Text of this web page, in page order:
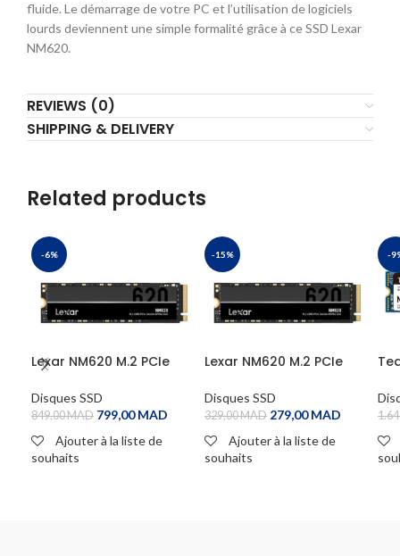
fluide. Le démarrage de votre PC et l’utilisation de logiciels
lourds deviennent une simple formalité grâce à ce SSD Lexar
NM620.
REVIEWS (0)
SHIPPING & DELIVERY
Related products
-6%
Lexar NM620 M.2 PCIe
Disques SSD
849,00MAD 799,00MAD
Ajouter à la liste de
souhaits
-15%
Lexar NM620 M.2 PCIe
Disques SSD
329,00MAD 279,00MAD
Ajouter à la liste de
souhaits
-